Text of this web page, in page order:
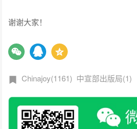
谢谢大家！
Chinajoy(1161) 中宣部出版局(1)